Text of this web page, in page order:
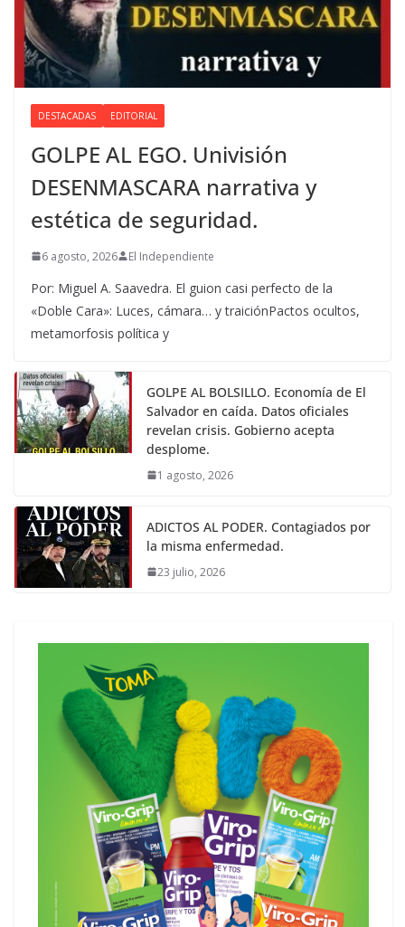
DESTACADAS EDITORIAL
GOLPE AL EGO. Univisión
DESENMASCARA narrativa y
estética de seguridad.
6 agosto, 2026 El Independiente
Por: Miguel A. Saavedra. El guion casi perfecto de la
«Doble Cara»: Luces, cámara… y traiciónPactos ocultos,
metamorfosis política y
GOLPE AL BOLSILLO. Economía de El
Salvador en caída. Datos oficiales
revelan crisis. Gobierno acepta
desplome.
1 agosto, 2026
ADICTOS AL PODER. Contagiados por
la misma enfermedad.
23 julio, 2026